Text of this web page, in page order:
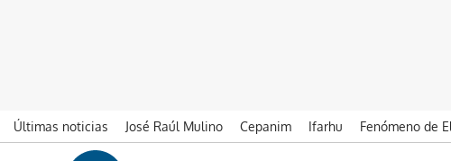
Últimas noticias José Raúl Mulino Cepanim Ifarhu Fenómeno de
Ir al contenido